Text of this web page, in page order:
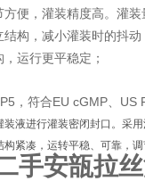
便，灌装精度高。灌
构，减小灌装时的抖动
运行更平稳定；
，符合EU cGMP、US
液进行灌装密闭封口。采
紧凑，运转平稳、可靠，调
手安瓿拉